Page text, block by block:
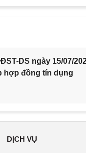
DS ngày 15/07/
hợp đồng tín dụng
DỊCH VỤ